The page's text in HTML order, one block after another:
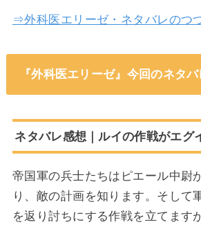
⇒外科医エリーゼ・ネタバレのつ
『外科医エリーゼ』今回のネタ
ネタバレ感想｜ルイの作戦がエグ
帝国軍の兵士たちはピエール中尉
り、敵の計画を知ります。そして
を返り討ちにする作戦を立てます